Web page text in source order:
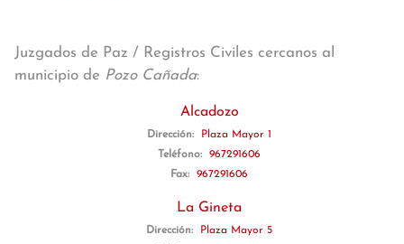
Juzgados de Paz / Registros Civiles cercanos al
municipio de Pozo Cañada:
Alcadozo
Dirección:
Plaza Mayor 1
Teléfono:
967291606
Fax:
967291606
La Gineta
Dirección:
Plaza Mayor 5